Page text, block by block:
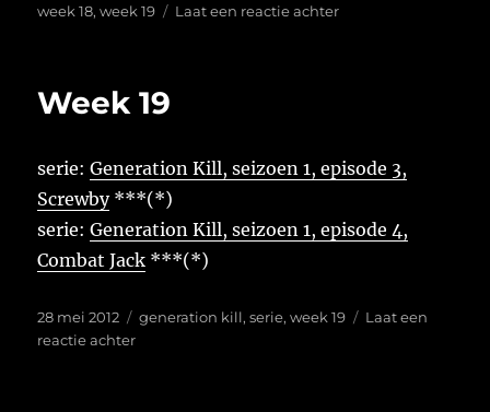
op
week 18,week 19 Laat een reactie achterop
Week 19
serie:Generation Kill, seizoen 1, episode 3,
Screwby***(*)
serie:Generation Kill, seizoen 1, episode 4,
Combat Jack ***(*)
Geplaatst
op
28 mei 2012 Tags
generation kill,serie,week 19
Laat een
reactie achterop